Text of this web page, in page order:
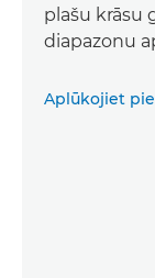
plašu krāsu
diapazonu
Aplūkojiet